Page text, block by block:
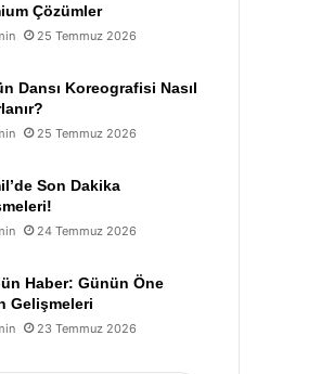
Çözümler
25 Temmuz 2026
Dansı Koreografisi Nasıl
25 Temmuz 2026
Son Dakika
24 Temmuz 2026
Haber: Günün Öne
Gelişmeleri
23 Temmuz 2026